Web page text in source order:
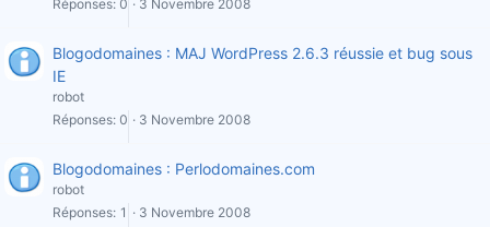
Réponses 0 3 Novembre 2008
Blogodomaines : MAJ WordPress 2.6.3 réussie et bug sous
IE
robot
Réponses 0 3 Novembre 2008
Blogodomaines : Perlodomaines.com
robot
Réponses 1 3 Novembre 2008